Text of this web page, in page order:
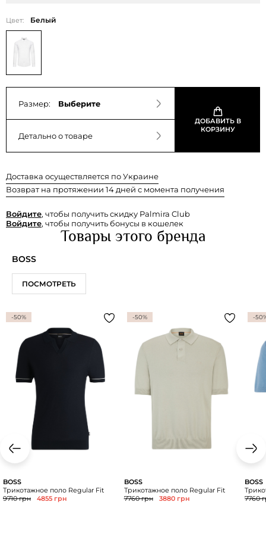
Цвет: Белый
Размер: Выберите
Детально о товаре
ДОБАВИТЬ В
КОРЗИНУ
Доставка осуществляется по Украине
Возврат на протяжении 14 дней с момента получения
Войдите, чтобы получить скидку Palmira Club
Войдите, чтобы получить бонусы в кошелек
Товары этого бренда
BOSS
ПОСМОТРЕТЬ
-50%
BOSS
Трикотажное поло Regular Fit
9710 грн
4855 грн
-50%
BOSS
Трикотажное поло Regular Fit
7760 грн
3880 грн
-
BOSS
7760